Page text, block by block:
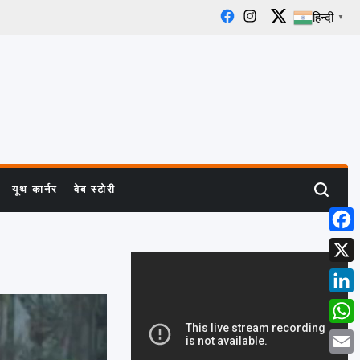
Facebook
Instagram
X हिन्दी ▼
यूथ कार्नर वेब स्टोरी Search
X